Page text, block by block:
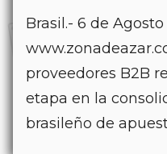
Brasil.- 6 de Agosto
proveedores B2B
etapa en la
brasileño de